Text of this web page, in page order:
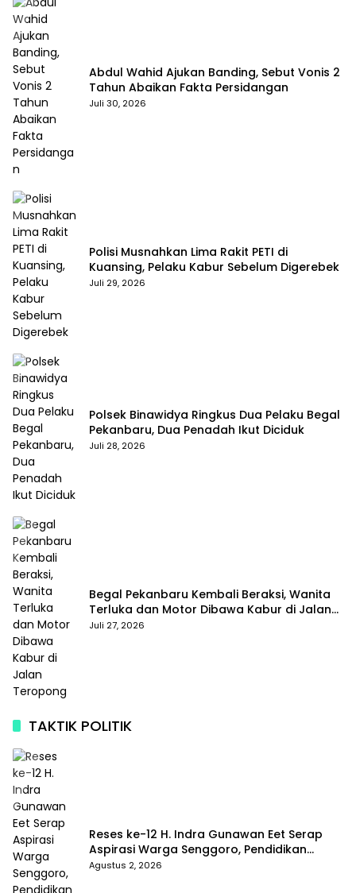
Abdul Wahid Ajukan Banding, Sebut Vonis 2
Tahun Abaikan Fakta Persidangan
Juli 30, 2026
Polisi Musnahkan Lima Rakit PETI di
Kuansing, Pelaku Kabur Sebelum Digerebek
Juli 29, 2026
Polsek Binawidya Ringkus Dua Pelaku Begal
Pekanbaru, Dua Penadah Ikut Diciduk
Juli 28, 2026
Begal Pekanbaru Kembali Beraksi, Wanita
Terluka dan Motor Dibawa Kabur di Jalan
Teropong
Juli 27, 2026
TAKTIK POLITIK
Reses ke-12 H. Indra Gunawan Eet Serap
Aspirasi Warga Senggoro, Pendidikan
hingga BPJS Jadi Sorotan
Agustus 2, 2026